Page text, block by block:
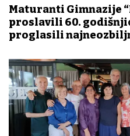
Maturanti Gimnazije
proslavili 60.
proglasili